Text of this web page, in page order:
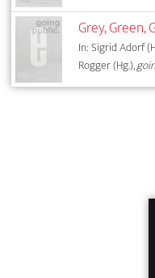
Grey, Green,
In: Sigrid Adorf
Rogger (Hg.),